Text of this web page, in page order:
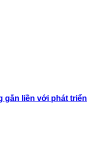
gắn liền với phát triển